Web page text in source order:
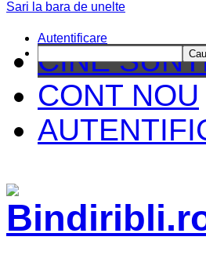
CINE
CONT NOU
Sari la bara de unelte
Autentificare